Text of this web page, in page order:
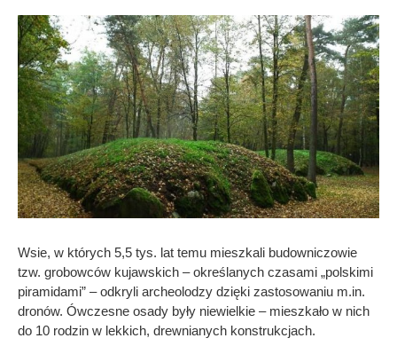
Wsie, w których 5,5 tys. lat temu mieszkali budowniczowie
tzw. grobowców kujawskich – określanych czasami „polskimi
piramidami” – odkryli archeolodzy dzięki zastosowaniu m.in.
dronów. Ówczesne osady były niewielkie – mieszkało w nich
do 10 rodzin w lekkich, drewnianych konstrukcjach.